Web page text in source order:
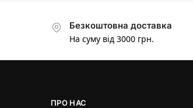
Безкоштовна доставка
На суму від 3000 грн.
ПРО НАС